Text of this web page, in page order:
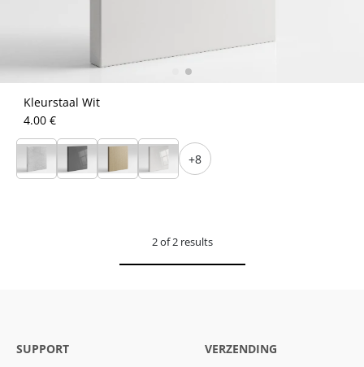
Kleurstaal Wit
4.00 €
+8
2 of 2 results
SUPPORT
VERZENDING